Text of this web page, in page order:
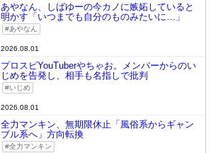
あやなん、しばゆーの今カノに嫉妬していると
明かす「いつまでも自分のものみたいに…」
あやなん
2026.08.01
プロスピYouTuberやちゃお。メンバーからのい
じめを告発し、相手も名指しで批判
いじめ
2026.08.01
全力マンキン、無期限休止「風俗系からギャン
ブル系へ」方向転換
全力マンキン